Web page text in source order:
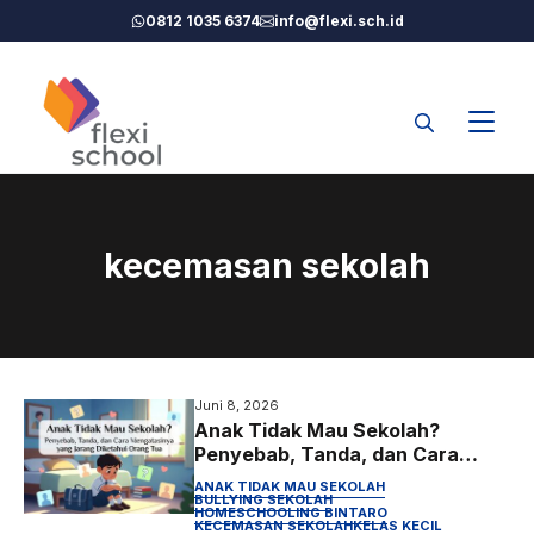
ke
0812 1035 6374 info@flexi.sch.id
kecemasan sekolah
Juni 8, 2026
Anak Tidak Mau Sekolah?
Penyebab, Tanda, dan Cara
Mengatasinya yang Jarang
Diketahui Orang Tua
ANAK TIDAK MAU SEKOLAH
BULLYING SEKOLAH
HOMESCHOOLING BINTARO
KECEMASAN SEKOLAHKELAS KECIL